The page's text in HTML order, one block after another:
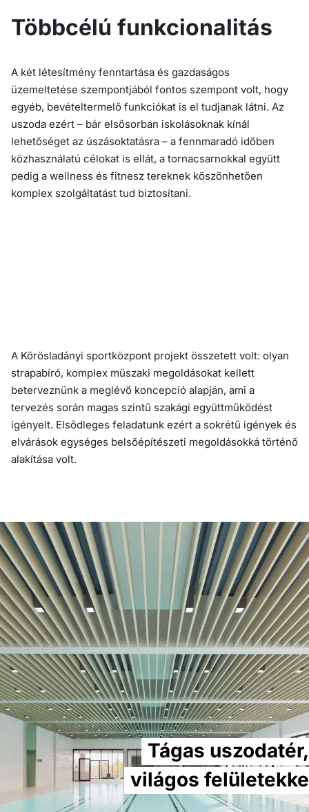
Többcélú funkcionalitás
A két létesítmény fenntartása és gazdaságos
üzemeltetése szempontjából fontos szempont volt, hogy
egyéb, bevételtermelő funkciókat is el tudjanak látni. Az
uszoda ezért – bár elsősorban iskolásoknak kínál
lehetőséget az úszásoktatásra – a fennmaradó időben
közhasználatú célokat is ellát, a tornacsarnokkal együtt
pedig a wellness és fitnesz tereknek köszönhetően
komplex szolgáltatást tud biztosítani.
A Körösladányi sportközpont projekt összetett volt: olyan
strapabíró, komplex műszaki megoldásokat kellett
beterveznünk a meglévő koncepció alapján, ami a
tervezés során magas szintű szakági együttműködést
igényelt. Elsődleges feladatunk ezért a sokrétű igények és
elvárások egységes belsőépítészeti megoldásokká történő
alakítása volt.
Tágas uszodatér,
világos